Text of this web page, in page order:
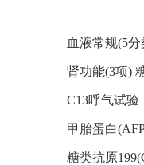
血液常规(5
肾功能(3项)
C13呼气试验
甲胎蛋白
糖类抗原